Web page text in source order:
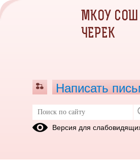
МКОУ СОШ
ЧЕРЕК
Написать
Версия для